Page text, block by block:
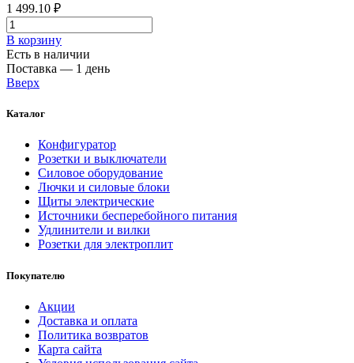
1 499.10 ₽
В корзинy
Есть в наличии
Поставка — 1 день
Вверх
Каталог
Конфигуратор
Розетки и выключатели
Силовое оборудование
Лючки и силовые блоки
Щиты электрические
Источники бесперебойного питания
Удлинители и вилки
Розетки для электроплит
Покупателю
Акции
Доставка и оплата
Политика возвратов
Карта сайта